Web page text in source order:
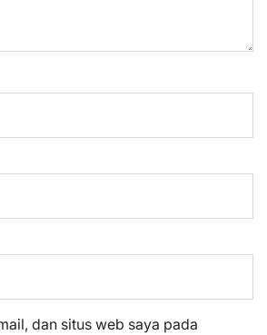
dan situs web saya pada